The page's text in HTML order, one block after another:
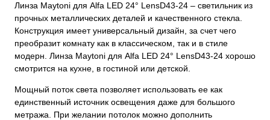
Линза Maytoni для Alfa LED 24° LensD43-24 – светильник из
прочных металлических деталей и качественного стекла.
Конструкция имеет универсальный дизайн, за счет чего
преобразит комнату как в классическом, так и в стиле
модерн. Линза Maytoni для Alfa LED 24° LensD43-24 хорошо
смотрится на кухне, в гостиной или детской.
Мощный поток света позволяет использовать ее как
единственный источник освещения даже для большого
метража. При желании потолок можно дополнить